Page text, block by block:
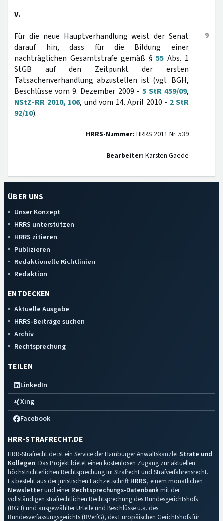
V.
9
Für die neue Hauptverhandlung weist der Senat
darauf hin, dass für die Bildung einer
nachträglichen Gesamtstrafe gemäß §55 Abs. 1
StGB auf den Zeitpunkt der ersten
Tatsachenverhandlung abzustellen ist (vgl. BGH,
Beschlüsse vom 9. Dezember 2009 - 5 StR 459/09,
NStZ-RR 2010, 106, und vom 14. April 2010 - 2 StR
92/10).
HRRS-Nummer: HRRS 2011 Nr. 539
Bearbeiter: Karsten Gaede
ÜBER UNS
Unser Konzept
HRRS unterstützen
HRRS zitieren
Publizieren
Redaktionelle Richtlinien
Redaktion
ENTDECKEN
Aktuelle Ausgabe
HRRS-Beiträge suchen
Archiv
Rechtsprechung
TEILEN
LinkedIn
Xing
Facebook
HRR-STRAFRECHT.DE
HRR-Strafrecht.de ist ein Service der Hamburger Anwaltskanzlei Strate und
Kollegen. Das Projekt bietet einen kostenlosen Zugang zur aktuellen
höchstrichterlichen Rechtsprechung im Strafrecht und Strafverfahrensrecht.
Es besteht aus der juristischen Fachzeitschrift HRRS, einem monatlichen
Newsletterund einerRechtsprechungs-Datenbankmit der
vollständigen strafrechtlichen Rechtsprechung des Bundesgerichtshofs
(BGH) und ausgewählter Urteile und Beschlüsse u.a. des
Bundesverfassungsgerichts (BVerfG), des Europäischen Gerichtshofs für